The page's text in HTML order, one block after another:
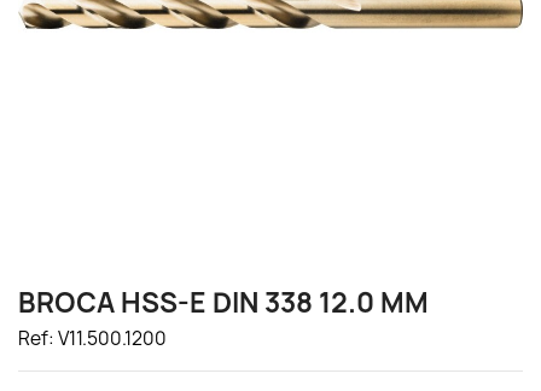
BROCA HSS-E DIN 338 12.0 MM
Ref: V11.500.1200